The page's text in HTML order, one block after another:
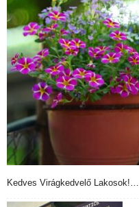
Kedves Virágkedvelő Lakosok!…